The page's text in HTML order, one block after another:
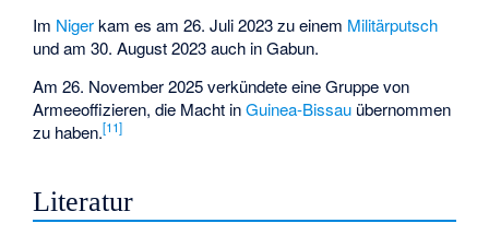
Im Nigerkam es am 26. Juli 2023 zu einem Militärputsch
und am 30. August 2023 auch inGabun.
Am 26. November 2025 verkündete eine Gruppe von
Armeeoffizieren, die Macht inGuinea-Bissau übernommen
zu haben.[11]
Literatur